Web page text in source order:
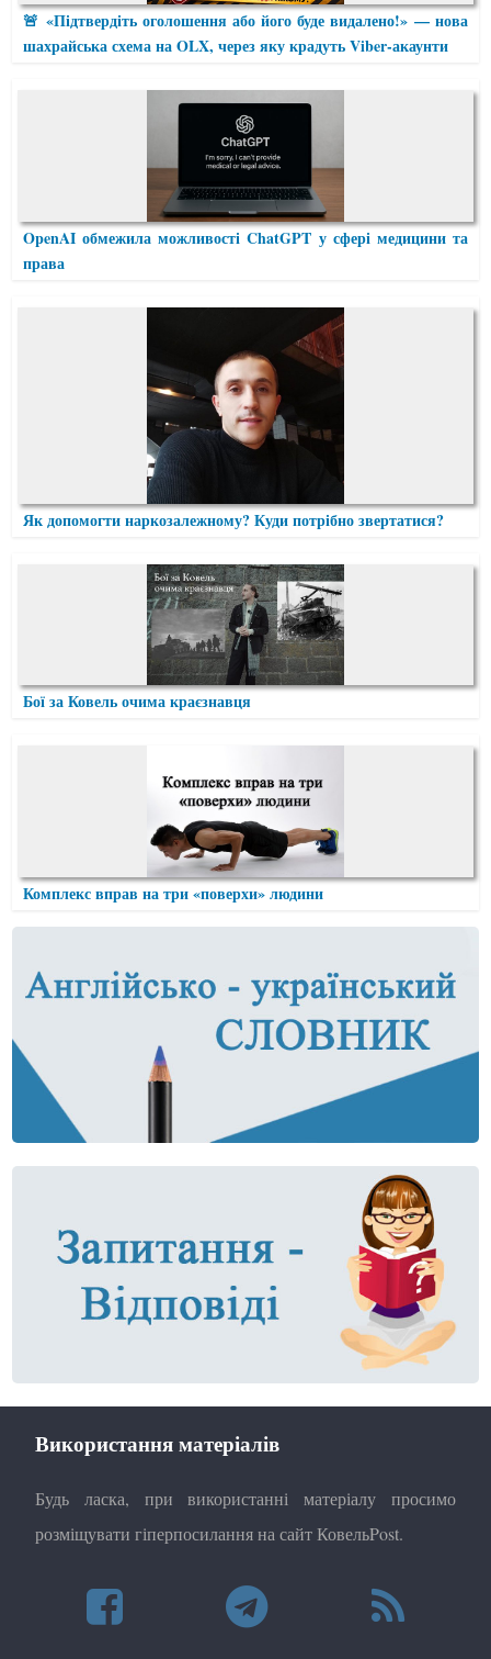
🚨 «Підтвердіть оголошення або його буде видалено!» — нова
шахрайська схема на OLX, через яку крадуть Viber-акаунти
OpenAI обмежила можливості ChatGPT у сфері медицини та
права
Як допомогти наркозалежному? Куди потрібно звертатися?
Бої за Ковель очима краєзнавця
Комплекс вправ на три «поверхи» людини
Використання матеріалів
Будь ласка, при використанні матеріалу просимо
розміщувати гіперпосилання на сайт КовельPost.